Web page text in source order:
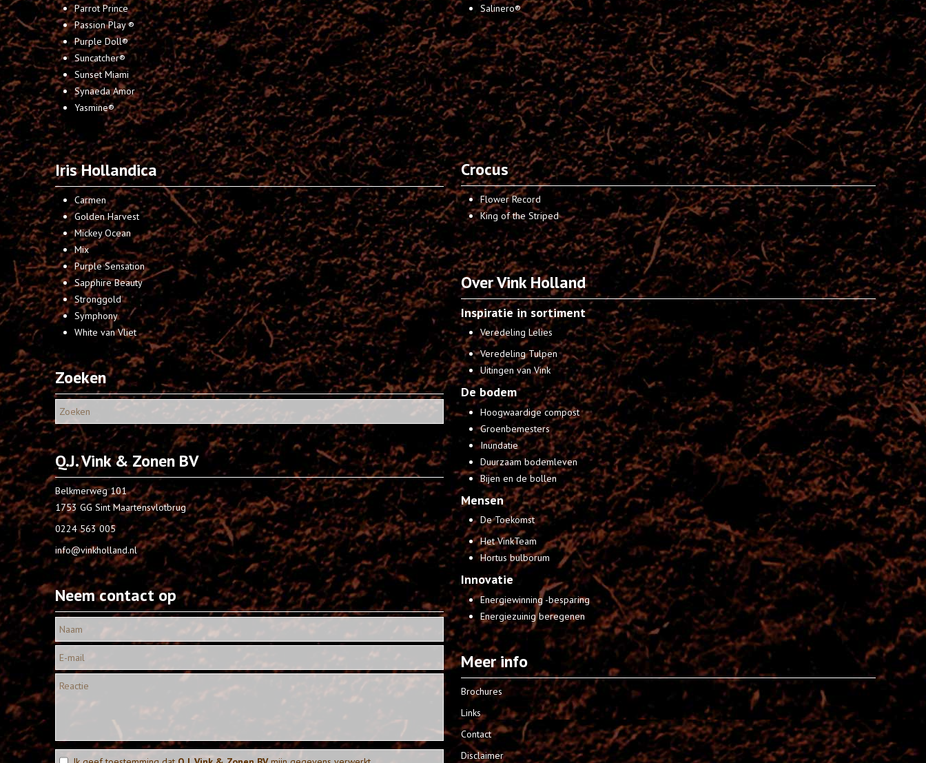
Parrot Prince
Passion Play ®
Purple Doll®
Suncatcher®
Sunset Miami
Synaeda Amor
Yasmine®
Salinero®
Iris Hollandica
Carmen
Golden Harvest
Mickey Ocean
Mix
Purple Sensation
Sapphire Beauty
Stronggold
Symphony
White van Vliet
Zoeken
Q.J. Vink & Zonen BV
Belkmerweg 101
1753 GG Sint Maartensvlotbrug
0224 563 005
info@vinkholland.nl
Neem contact op
Crocus
Flower Record
King of the Striped
Over Vink Holland
Inspiratie in sortiment
Veredeling Lelies
Veredeling Tulpen
Uitingen van Vink
De bodem
Hoogwaardige compost
Groenbemesters
Inundatie
Duurzaam bodemleven
Bijen en de bollen
Mensen
De Toekomst
Het VinkTeam
Hortus bulborum
Innovatie
Energiewinning -besparing
Energiezuinig beregenen
Meer info
Brochures
Links
Contact
Disclaimer